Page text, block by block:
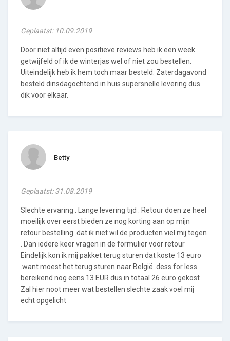
Geplaatst: 10.09.2019
Door niet altijd even positieve reviews heb ik een week
getwijfeld of ik de winterjas wel of niet zou bestellen.
Uiteindelijk heb ik hem toch maar besteld. Zaterdagavond
besteld dinsdagochtend in huis supersnelle levering dus
dik voor elkaar.
Betty
Geplaatst: 31.08.2019
Slechte ervaring . Lange levering tijd . Retour doen ze heel
moeilijk over eerst bieden ze nog korting aan op mijn
retour bestelling .dat ik niet wil de producten viel mij tegen
. Dan iedere keer vragen in de formulier voor retour
Eindelijk kon ik mij pakket terug sturen dat koste 13 euro
.want moest het terug sturen naar België .dess for less
bereikend nog eens 13 EUR dus in totaal 26 euro gekost .
Zal hier noot meer wat bestellen slechte zaak voel mij
echt opgelicht